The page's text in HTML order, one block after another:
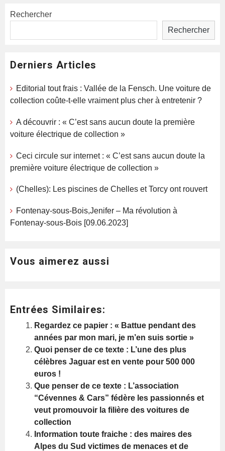
Rechercher
Rechercher
Derniers Articles
Editorial tout frais : Vallée de la Fensch. Une voiture de
collection coûte-t-elle vraiment plus cher à entretenir ?
A découvrir : « C’est sans aucun doute la première
voiture électrique de collection »
Ceci circule sur internet : « C’est sans aucun doute la
première voiture électrique de collection »
(Chelles): Les piscines de Chelles et Torcy ont rouvert
Fontenay-sous-Bois,Jenifer – Ma révolution à
Fontenay-sous-Bois [09.06.2023]
Vous aimerez aussi
Entrées Similaires:
Regardez ce papier : « Battue pendant des
années par mon mari, je m’en suis sortie »
Quoi penser de ce texte : L’une des plus
célèbres Jaguar est en vente pour 500 000
euros !
Que penser de ce texte : L’association
“Cévennes & Cars” fédère les passionnés et
veut promouvoir la filière des voitures de
collection
Information toute fraiche : des maires des
Alpes du Sud victimes de menaces et de